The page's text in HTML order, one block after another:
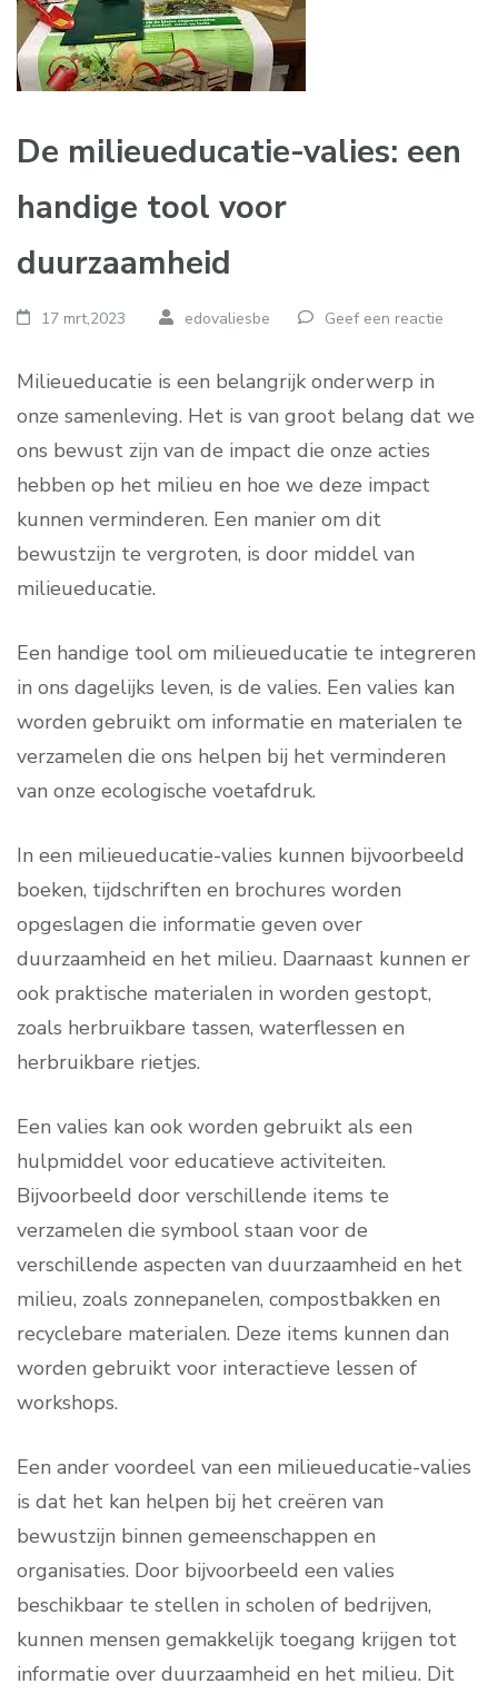
De milieueducatie-valies: een
handige tool voor
duurzaamheid
17 mrt,2023 edovaliesbe Geef een reactie
Milieueducatie is een belangrijk onderwerp in
onze samenleving. Het is van groot belang dat we
ons bewust zijn van de impact die onze acties
hebben op het milieu en hoe we deze impact
kunnen verminderen. Een manier om dit
bewustzijn te vergroten, is door middel van
milieueducatie.
Een handige tool om milieueducatie te integreren
in ons dagelijks leven, is de valies. Een valies kan
worden gebruikt om informatie en materialen te
verzamelen die ons helpen bij het verminderen
van onze ecologische voetafdruk.
In een milieueducatie-valies kunnen bijvoorbeeld
boeken, tijdschriften en brochures worden
opgeslagen die informatie geven over
duurzaamheid en het milieu. Daarnaast kunnen er
ook praktische materialen in worden gestopt,
zoals herbruikbare tassen, waterflessen en
herbruikbare rietjes.
Een valies kan ook worden gebruikt als een
hulpmiddel voor educatieve activiteiten.
Bijvoorbeeld door verschillende items te
verzamelen die symbool staan voor de
verschillende aspecten van duurzaamheid en het
milieu, zoals zonnepanelen, compostbakken en
recyclebare materialen. Deze items kunnen dan
worden gebruikt voor interactieve lessen of
workshops.
Een ander voordeel van een milieueducatie-valies
is dat het kan helpen bij het creëren van
bewustzijn binnen gemeenschappen en
organisaties. Door bijvoorbeeld een valies
beschikbaar te stellen in scholen of bedrijven,
kunnen mensen gemakkelijk toegang krijgen tot
informatie over duurzaamheid en het milieu. Dit